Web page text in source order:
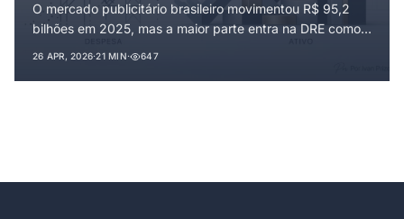
O mercado publicitário brasileiro movimentou R$ 95,2
bilhões em 2025, mas a maior parte entra na DRE como
26 APR, 2026·21 MIN· 647